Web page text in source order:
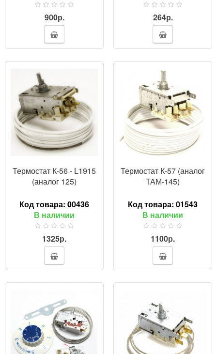
900р. 264р.
ПРОСМОТР
Термостат К-56 - L1915
(аналог 125)
Код товара: 00436
В наличии
1325р.
Термостат К-57 (аналог
ТАМ-145)
Код товара: 01543
В наличии
1100р.